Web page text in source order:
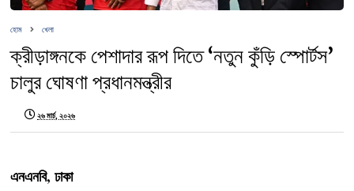
হোম খেলা
ক্রীড়াঙ্গনকে পেশাদার রূপ দিতে ‘নতুন কুঁড়ি স্পোর্টস’
চালুর ঘোষণা প্রধানমন্ত্রীর
২৬ মার্চ, ২০২৬
এনএনবি, ঢাকা